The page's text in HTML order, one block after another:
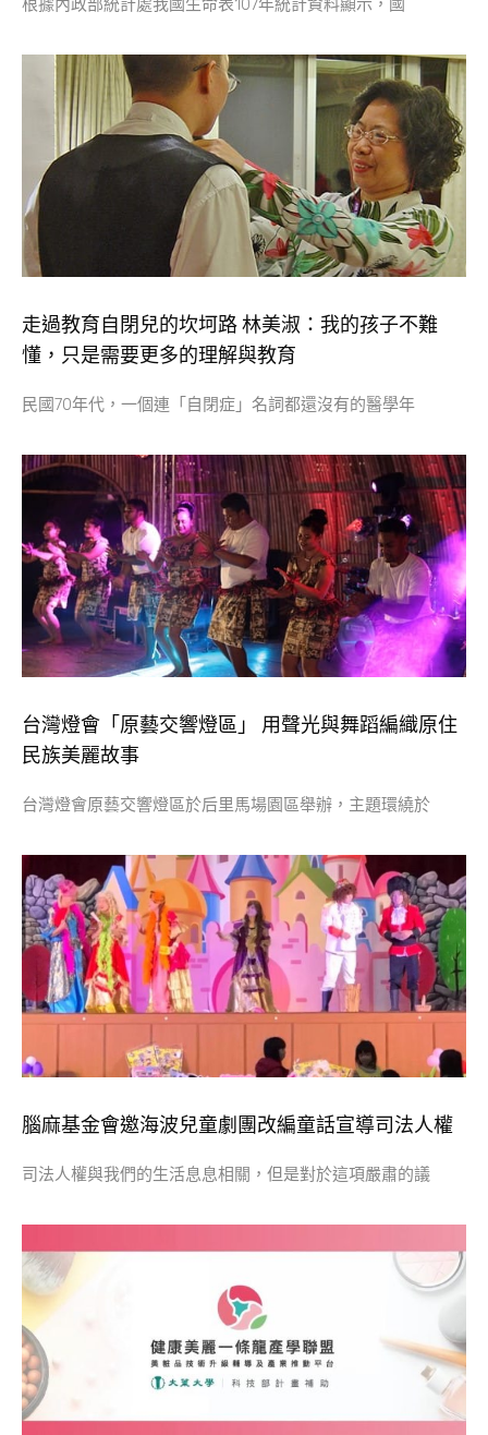
根據內政部統計處我國生命表107年統計資料顯示，國
走過教育自閉兒的坎坷路 林美淑：我的孩子不難
懂，只是需要更多的理解與教育
民國70年代，一個連「自閉症」名詞都還沒有的醫學年
台灣燈會「原藝交響燈區」 用聲光與舞蹈編織原住
民族美麗故事
台灣燈會原藝交響燈區於后里馬場園區舉辦，主題環繞於
腦麻基金會邀海波兒童劇團改編童話宣導司法人權
司法人權與我們的生活息息相關，但是對於這項嚴肅的議